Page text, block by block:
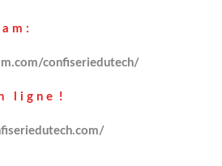
m :
confiseriedutech/
l i g n e !